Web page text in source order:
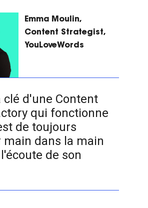
Emma Moulin,
Content Strategist,
YouLoveWords
clé d'une Content
qui fonctionne
de toujours
dans la main
de son